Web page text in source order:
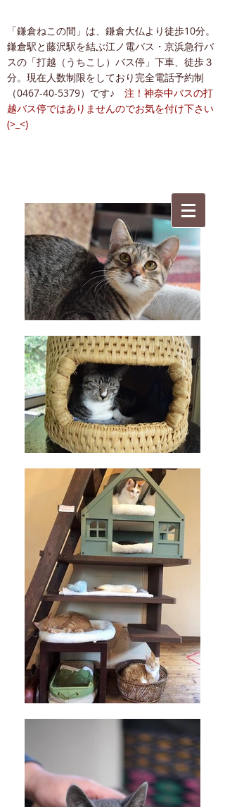
「鎌倉ねこの間」は、鎌倉大仏より徒歩10分。
鎌倉駅と藤沢駅を結ぶ江ノ電バス・京浜急行バ
スの「打越（うちこし）バス停」下車、徒歩３
分。現在人数制限をしており完全電話予約制
（0467-40-5379）です♪ 注！神奈中バスの打
越バス停ではありませんのでお気を付け下さい
(>_<)